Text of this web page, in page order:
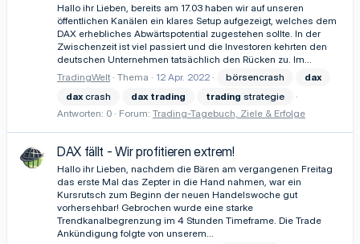
Hallo ihr Lieben, bereits am 17.03 haben wir auf unseren
öffentlichen Kanälen ein klares Setup aufgezeigt, welches dem
DAX erhebliches Abwärtspotential zugestehen sollte. In der
Zwischenzeit ist viel passiert und die Investoren kehrten den
deutschen Unternehmen tatsächlich den Rücken zu. Im...
TradingWelt Thema 12 Apr. 2022 börsencrash
dax
dax crash dax trading trading strategie
Antworten: 0
Forum: Trading-Tagebuch, Ziele & Erfolge
DAX fällt - Wir profitieren extrem!
Hallo ihr Lieben, nachdem die Bären am vergangenen Freitag
das erste Mal das Zepter in die Hand nahmen, war ein
Kursrutsch zum Beginn der neuen Handelswoche gut
vorhersehbar! Gebrochen wurde eine starke
Trendkanalbegrenzung im 4 Stunden Timeframe. Die Trade
Ankündigung folgte von unserem...